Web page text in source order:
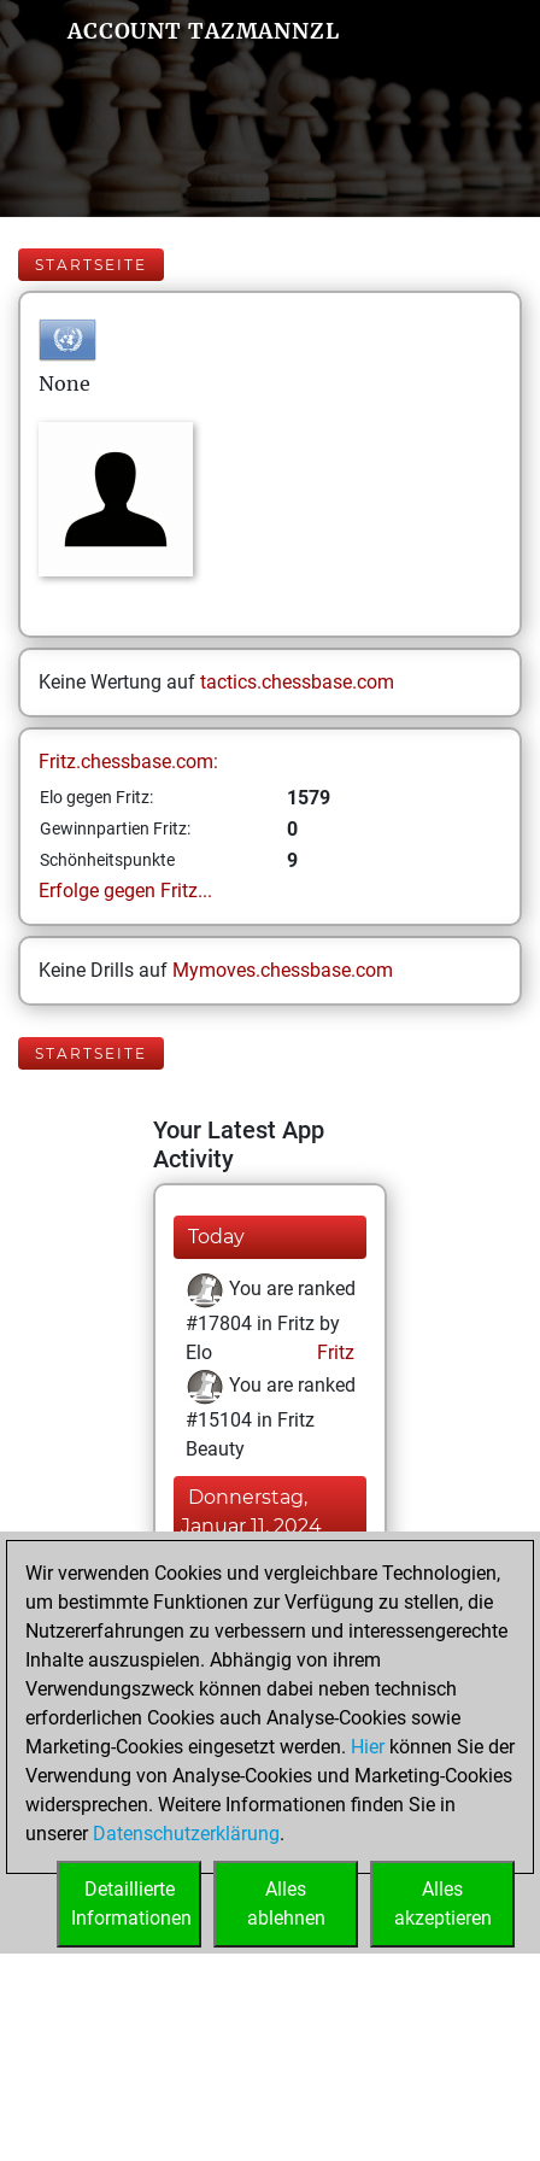
ACCOUNT TAZMANNZL
STARTSEITE
None
Keine Wertung auf tactics.chessbase.com
Fritz.chessbase.com:
Elo gegen Fritz: 1579
Gewinnpartien Fritz: 0
Schönheitspunkte
9
Erfolge gegen Fritz...
Keine Drills auf Mymoves.chessbase.com
STARTSEITE
Your Latest App
Activity
Today
You are ranked
#17804 in Fritz by
Elo
Fritz
You are ranked
#15104 in Fritz
Beauty
Donnerstag,
Januar 11, 2024
You achieved a
BeautyScore of 9
Fritz
achieved a new Elo
of 1579
Freitag, Februar
19, 2021
You created
your Fritz account
Wir verwenden Cookies und vergleichbare Technologien,
um bestimmte Funktionen zur Verfügung zu stellen, die
Nutzererfahrungen zu verbessern und interessengerechte
Inhalte auszuspielen. Abhängig von ihrem
Verwendungszweck können dabei neben technisch
erforderlichen Cookies auch Analyse-Cookies sowie
Marketing-Cookies eingesetzt werden. Hierkönnen Sie der
Verwendung von Analyse-Cookies und Marketing-Cookies
widersprechen. Weitere Informationen finden Sie in
unserer Datenschutzerklärung.
Alles
akzeptieren
Alles
ablehnen
Detaillierte
Informationen